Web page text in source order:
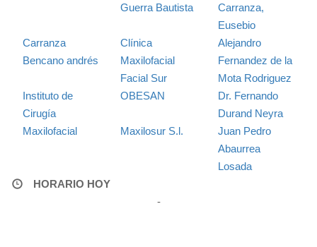
Guerra Bautista
Carranza,
Eusebio
Carranza
Bencano andrés
Clínica
Maxilofacial
Facial Sur
Alejandro
Fernandez de la
Mota Rodriguez
Instituto de
Cirugía
Maxilofacial
OBESAN
Dr. Fernando
Durand Neyra
Maxilosur S.l.
Juan Pedro
Abaurrea
Losada
HORARIO HOY
-